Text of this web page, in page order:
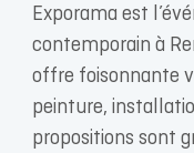
Exporama est
contemporain à
offre foisonnante
peinture,
propositions sont